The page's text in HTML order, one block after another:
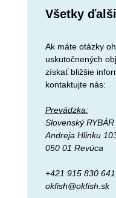
Všetky
Ak máte otázky
uskutočnených
získať bližšie
kontaktujte nás:
Prevádzka:
Slovenský
Andreja Hlinku
050 01 Revúca
+421 915 830 641
okfish@okfish.sk